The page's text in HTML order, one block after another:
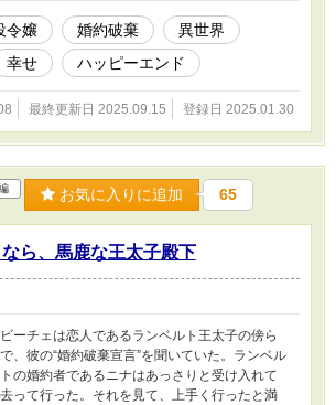
令嬢 婚約破棄
異世界
幸せ ハッピーエンド
最終更新日 2025.09.15 登録日 2025.01.30
お気に入りに追加 65
なら、馬鹿な王太子殿下
ビーチェは恋人であるランベルト王太子の傍ら
で、彼の“婚約破棄宣言”を聞いていた。ランベル
トの婚約者であるニナはあっさりと受け入れて
去って行った。それを見て、上手く行ったと満